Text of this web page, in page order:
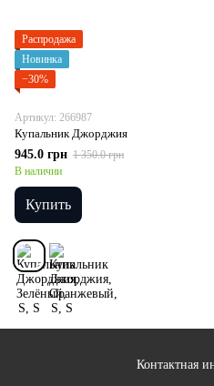
Распродажа
Новинка
−30%
Артикул: 266987
Купальник Джорджия
945.0 грн 1 350.0 грн
В наличии
Купить
Контактная